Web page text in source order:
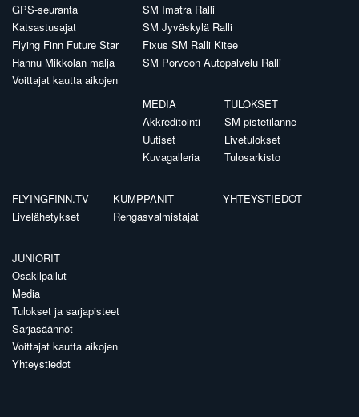
GPS-seuranta
Katsastusajat
Flying Finn Future Star
Hannu Mikkolan malja
Voittajat kautta aikojen
SM Imatra Ralli
SM Jyväskylä Ralli
Fixus SM Ralli Kitee
SM Porvoon Autopalvelu Ralli
MEDIA
Akkreditointi
Uutiset
Kuvagalleria
TULOKSET
SM-pistetilanne
Livetulokset
Tulosarkisto
FLYINGFINN.TV
Livelähetykset
KUMPPANIT
Rengasvalmistajat
YHTEYSTIEDOT
JUNIORIT
Osakilpailut
Media
Tulokset ja sarjapisteet
Sarjasäännöt
Voittajat kautta aikojen
Yhteystiedot